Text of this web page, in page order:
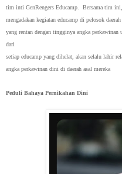
tim inti GenRengers Educamp. Bersama tim
mengadakan kegiatan educamp di pelosok
yang rentan dengan tingginya angka perkawinan
dari
setiap educamp yang dihelat, akan selalu lahir
angka perkawinan dini di daerah asal mereka
Peduli Bahaya Pernikahan Dini